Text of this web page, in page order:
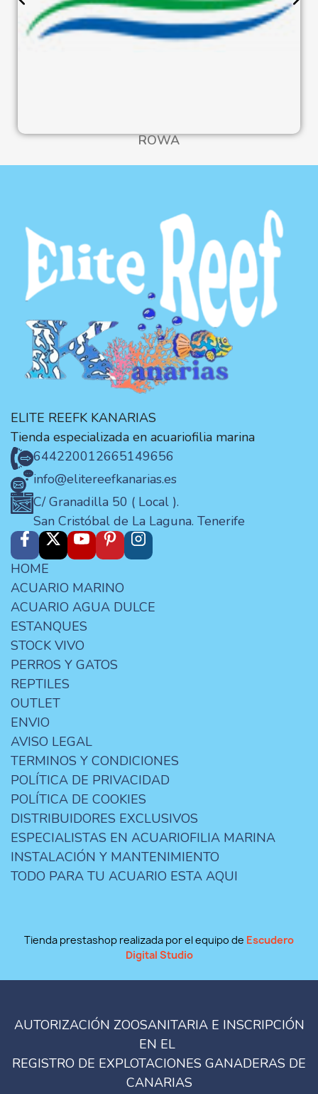
ROWA
ELITE REEFK KANARIAS
Tienda especializada en acuariofilia marina
644220012665149656
info@elitereefkanarias.es
C/ Granadilla 50 ( Local ).
San Cristóbal de La Laguna. Tenerife
HOME
ACUARIO MARINO
ACUARIO AGUA DULCE
ESTANQUES
STOCK VIVO
PERROS Y GATOS
REPTILES
OUTLET
ENVIO
AVISO LEGAL
TERMINOS Y CONDICIONES
POLÍTICA DE PRIVACIDAD
POLÍTICA DE COOKIES
DISTRIBUIDORES EXCLUSIVOS
ESPECIALISTAS EN ACUARIOFILIA MARINA
INSTALACIÓN Y MANTENIMIENTO
TODO PARA TU ACUARIO ESTA AQUI
Tienda prestashop realizada por el equipo de Escudero
Digital Studio
AUTORIZACIÓN ZOOSANITARIA E INSCRIPCIÓN
EN EL
REGISTRO DE EXPLOTACIONES GANADERAS DE
CANARIAS